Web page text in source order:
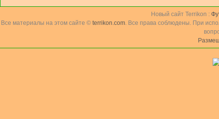
Новый сайт Terrikon :
Все материалы на этом сайте © terrikon.com. Все права соблюдены. При